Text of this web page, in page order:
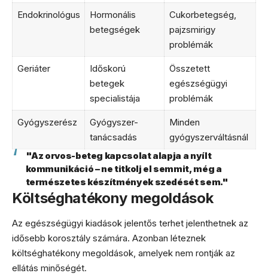
Endokrinológus
Hormonális
betegségek
Cukorbetegség,
pajzsmirigy
problémák
Geriáter
Időskorú
betegek
specialistája
Összetett
egészségügyi
problémák
Gyógyszerész
Gyógyszer-
tanácsadás
Minden
gyógyszerváltásnál
"Az orvos-beteg kapcsolat alapja a nyílt
kommunikáció – ne titkolj el semmit, még a
természetes készítmények szedését sem."
Költséghatékony megoldások
Az egészségügyi kiadások jelentős terhet jelenthetnek az
idősebb korosztály számára. Azonban léteznek
költséghatékony megoldások, amelyek nem rontják az
ellátás minőségét.